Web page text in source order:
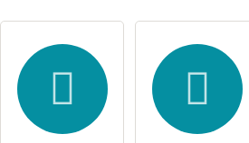
Hiermit akzeptiere ich die .
Die Datenschutzerklärunghabe ich zur